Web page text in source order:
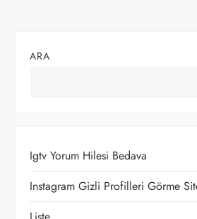
i
n
ARA
Igtv Yorum Hilesi Bedava
Instagram Gizli Profilleri Görme